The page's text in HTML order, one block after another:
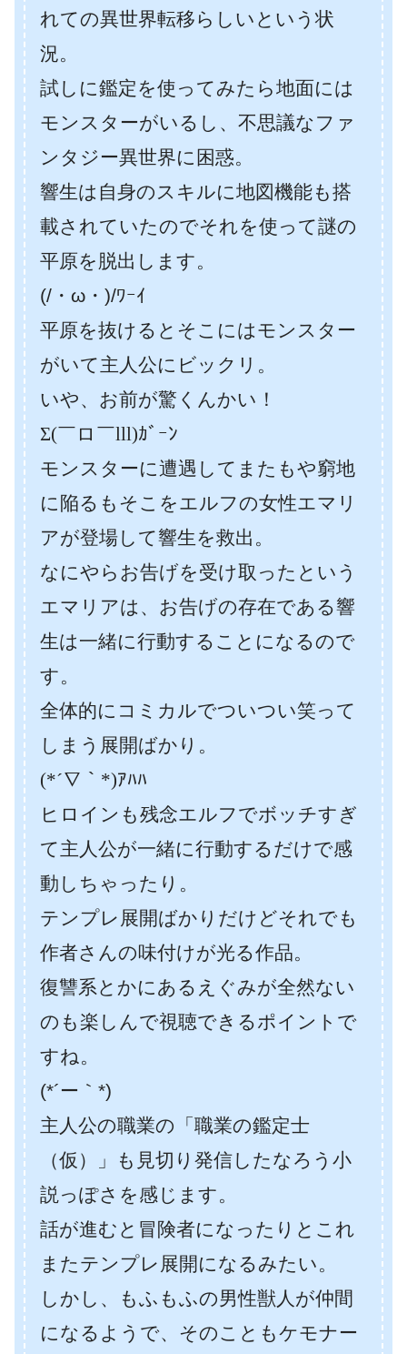
れての異世界転移らしいという状
況。
試しに鑑定を使ってみたら地面には
モンスターがいるし、不思議なファ
ンタジー異世界に困惑。
響生は自身のスキルに地図機能も搭
載されていたのでそれを使って謎の
平原を脱出します。
(/・ω・)/ﾜｰｲ
平原を抜けるとそこにはモンスター
がいて主人公にビックリ。
いや、お前が驚くんかい！
Σ(￣ロ￣lll)ｶﾞｰﾝ
モンスターに遭遇してまたもや窮地
に陥るもそこをエルフの女性エマリ
アが登場して響生を救出。
なにやらお告げを受け取ったという
エマリアは、お告げの存在である響
生は一緒に行動することになるので
す。
全体的にコミカルでついつい笑って
しまう展開ばかり。
(*´∇｀*)ｱﾊﾊ
ヒロインも残念エルフでボッチすぎ
て主人公が一緒に行動するだけで感
動しちゃったり。
テンプレ展開ばかりだけどそれでも
作者さんの味付けが光る作品。
復讐系とかにあるえぐみが全然ない
のも楽しんで視聴できるポイントで
すね。
(*´ー｀*)
主人公の職業の「職業の鑑定士
（仮）」も見切り発信したなろう小
説っぽさを感じます。
話が進むと冒険者になったりとこれ
またテンプレ展開になるみたい。
しかし、もふもふの男性獣人が仲間
になるようで、そのこともケモナー